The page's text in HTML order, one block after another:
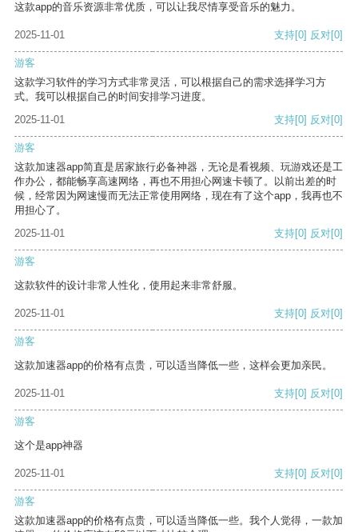
这款app的音乐资源非常优质，可以让我尽情享受音乐的魅力。
2025-11-01 支持[0] 反对[0]
游客
这款学习软件的学习方式非常灵活，可以根据自己的需求选择学习方
式。我可以根据自己的时间安排学习进度。
2025-11-01
支持[0] 反对[0]
游客
这款加速器app简直是居家旅行必备神器，无论是看视频、玩游戏还是工
作办公，都能畅享高速网络，再也不用担心网速卡顿了。以前出差的时
候，经常因为网速慢而无法正常使用网络，现在有了这个app，我再也不
用担心了。
2025-11-01
支持[0] 反对[0]
游客
这款软件的设计非常人性化，使用起来非常舒服。
2025-11-01 支持[0] 反对[0]
游客
这款加速器app的价格有点贵，可以适当降低一些，这样会更加亲民。
2025-11-01 支持[0] 反对[0]
游客
这个是app神器
2025-11-01 支持[0] 反对[0]
游客
这款加速器app的价格有点贵，可以适当降低一些。我个人觉得，一款加